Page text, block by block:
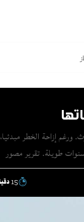
إزاحة الخطر مبدئيا،
طويلة. تقرير مصور
15 دقيقة